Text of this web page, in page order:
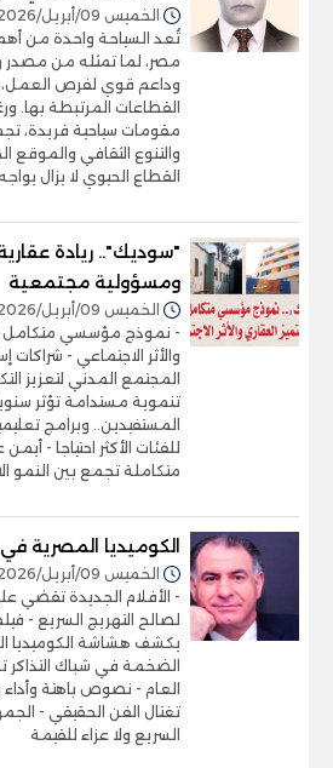
الخميس 09/أبريل/2026 - 01:58 م
تُعد السياحة واحدة من أهم
مصر، لما تمثله من مصدر
وداعم قوي لفرص
القطاعات المرتبطة بها.
مقومات سياحية فريدة،
والتنوع الثقافي والموقع
القطاع الحيوي لا يزال
"سوديك".. ريادة
ومسؤولية مجتمعية
الخميس 09/أبريل/2026 - 01:43 م
- نموذج مؤسسي متكامل
والأثر الاجتماعي -
المجتمع المدني لتعزيز
تنموية مستدامة تؤثر
المستفيدين.. وبرامج
للفئات الأكثر احتياجا -
متكاملة تجمع بين النمو
الكوميديا المصرية
الخميس 09/أبريل/2026 - 01:40 م
- الأفلام الجديدة تقضي
لصالح التهريج السريع -
يكشف هشاشة الكوميديا
الضخمة في شباك
العام - نصوص باهتة وأداء
تغتال الفن الحقيقي -
السريع ولا عزاء للقيمة